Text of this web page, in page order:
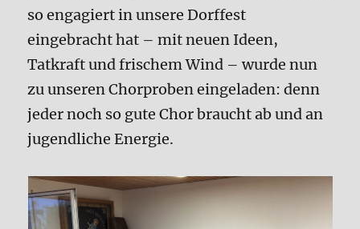
so engagiert in unsere Dorffest
eingebracht hat – mit neuen Ideen,
Tatkraft und frischem Wind – wurde nun
zu unseren Chorproben eingeladen: denn
jeder noch so gute Chor braucht ab und an
jugendliche Energie.